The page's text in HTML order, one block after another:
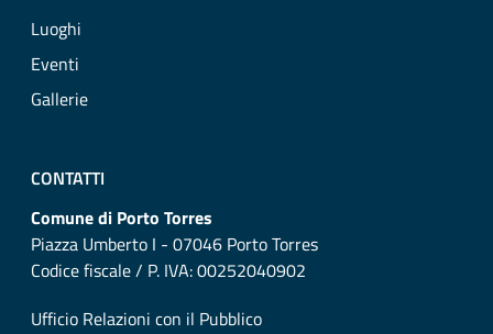
Luoghi
Eventi
Gallerie
CONTATTI
Comune di Porto Torres
Piazza Umberto I - 07046 Porto Torres
Codice fiscale / P. IVA: 00252040902
Ufficio Relazioni con il Pubblico